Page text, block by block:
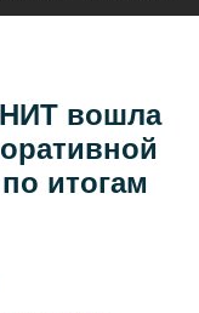
вошла
итогам